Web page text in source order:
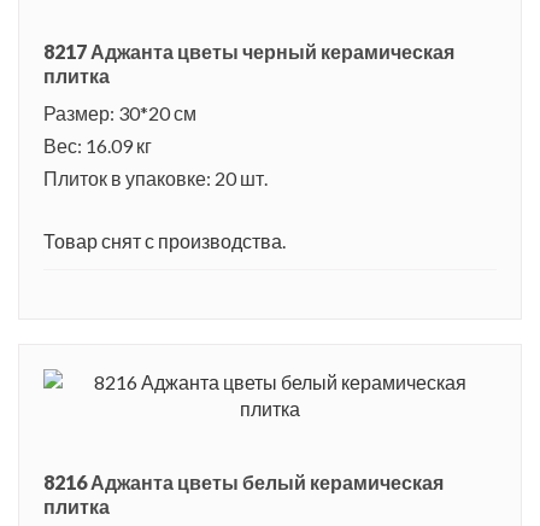
8217 Аджанта цветы черный керамическая
плитка
Размер: 30*20 см
Вес: 16.09 кг
Плиток в упаковке: 20 шт.
Товар снят с производства.
8216 Аджанта цветы белый керамическая
плитка